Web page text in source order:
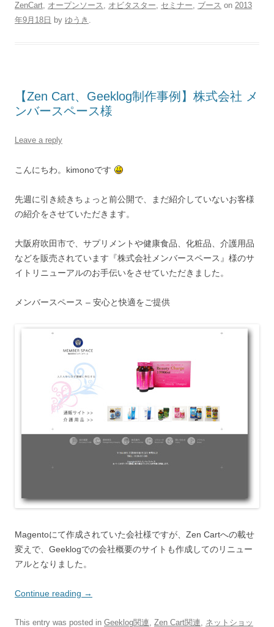
ZenCart, オープンソース , オビタスター, セミナー, ブース on 2013
年9月18日 by ゆうき .
【Zen Cart、Geeklog制作事例】株式会社 メ
ンバースペース様
Leave a reply
こんにちわ。kimonoです
先週に引き続きちょっと前公開で、まだ紹介していないお客様
の紹介をさせていただきます。
大阪府吹田市で、サプリメントや健康食品、化粧品、介護用品
などを販売されています『株式会社メンバースペース』様のサ
イトリニューアルのお手伝いをさせていただきました。
メンバースペース – 安心と快適をご提供
Magentoにて作成されていた会社様ですが、Zen Cartへの載せ
変えで、Geeklogでの会社概要のサイトも作成してのリニュー
アルとなりました。
Continue reading →
This entry was posted in Geeklog関連, Zen Cart関連, ネットショッ